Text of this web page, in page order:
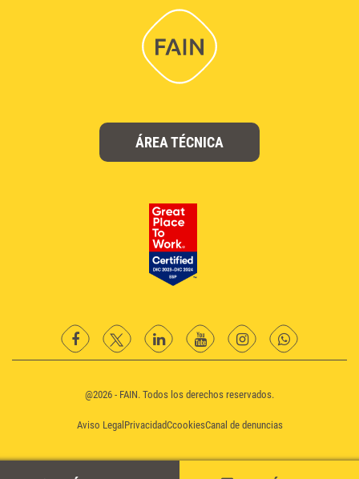
ÁREA TÉCNICA
facebooktwitter LinkedinYouTubeinstagramWhatsapp
@2026 - FAIN. Todos los derechos reservados.
Aviso Legal PrivacidadCcookiesCanal de denuncias